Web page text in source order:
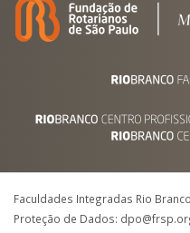
Faculdades Integradas Rio
Proteção de Dados: